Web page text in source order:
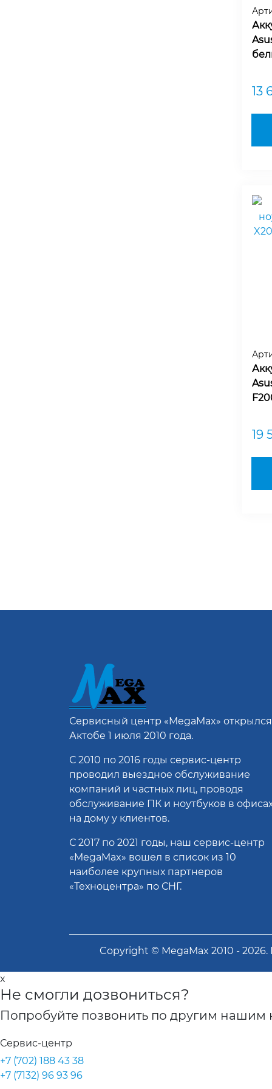
13
19
Сервисный центр «MegaMax»
Актобе 1 июля 2010 года.
С 2010 по 2016 годы сервис-центр
проводил выездное обслуживание
компаний и частных лиц, проводя
обслуживание ПК и ноутбуков в
на дому у клиентов.
С 2017 по 2021 годы, наш сервис-центр
«MegaMax» вошел в список из 10
наиболее крупных партнеров
«Техноцентра» по СНГ.
Copyright © MegaMax 2010 - 2026.
x
Не смогли дозвониться?
Попробуйте позвонить по другим нашим
Сервис-центр
+7 (702) 188 43 38
+7 (7132) 96 93 96